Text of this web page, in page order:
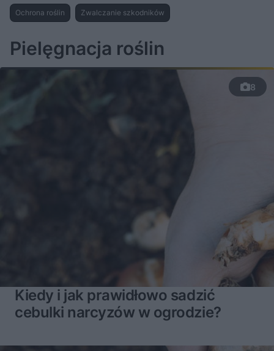
u
u
r
z
o
Ochrona roślin Zwalczanie szkodników
Pielęgnacja roślin
8
Kiedy i jak prawidłowo sadzić
cebulki narcyzów w ogrodzie?